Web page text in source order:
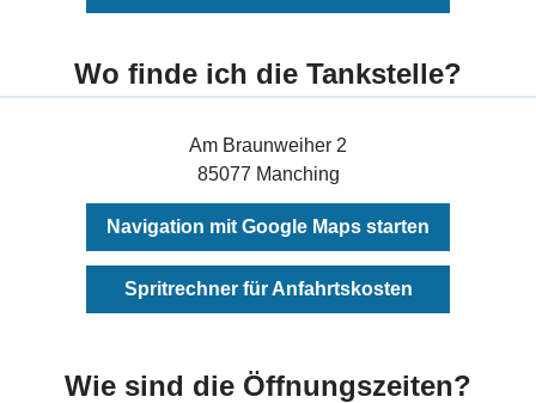
Wo finde ich die Tankstelle?
Am Braunweiher 2
85077 Manching
Navigation mit Google Maps starten
Spritrechner für Anfahrtskosten
Wie sind die Öffnungszeiten?